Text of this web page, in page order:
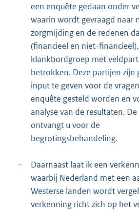
een enquête gedaan onder
waarin wordt gevraagd naar
zorgmijding en de redenen
(financieel en niet-
klankbordgroep met
betrokken. Deze partijen zijn
input te geven voor de
enquête gesteld worden en
analyse van de resultaten.
ontvangt u voor de
begrotingsbehandeling.
–
Daarnaast laat ik een
waarbij Nederland met een
Westerse landen wordt
verkenning richt zich op het